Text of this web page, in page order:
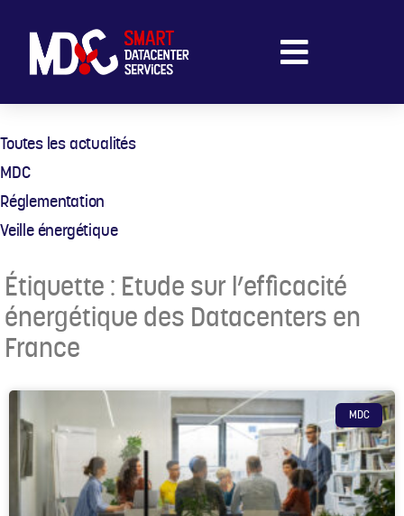
Toutes les actualités
MDC
Réglementation
Veille énergétique
Étiquette : Etude sur l’efficacité
énergétique des Datacenters en
France
MDC